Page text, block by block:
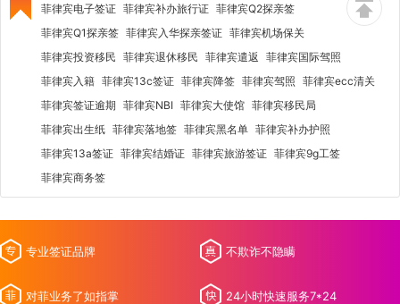
菲律宾电子签证 菲律宾补办旅行证 菲律宾Q2探亲签
菲律宾Q1探亲签 菲律宾入华探亲签证 菲律宾机场保关
菲律宾投资移民 菲律宾退休移民 菲律宾遣返
菲律宾国际驾照
菲律宾入籍 菲律宾13c签证 菲律宾降签 菲律宾驾照 菲律宾ecc清关
菲律宾签证逾期 菲律宾NBI 菲律宾大使馆 菲律宾移民局
菲律宾出生纸 菲律宾落地签 菲律宾黑名单 菲律宾补办护照
菲律宾13a签证 菲律宾结婚证 菲律宾旅游签证 菲律宾9g工签
菲律宾商务签
专业签证品牌 不欺诈不隐瞒
对菲业务了如指掌 24小时快速服务7*24